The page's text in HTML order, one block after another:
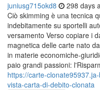
juniusg715okd8 298 days
Ciò skimming è una tecnica
indebitamente su sportelli
versamento Verso copiare i
magnetica delle carte nato
in materie economiche-
paio grandi passioni:
https://carte-
vista-carta-di-debito-clonata